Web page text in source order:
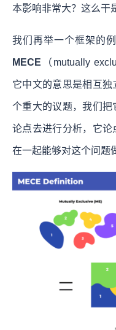
本影响非常大？这么干
我们再举一个框架的
MECE （mutually
它中文的意思是相互
个重大的议题，我们
论点去进行分析，它论
在一起能够对这个问题